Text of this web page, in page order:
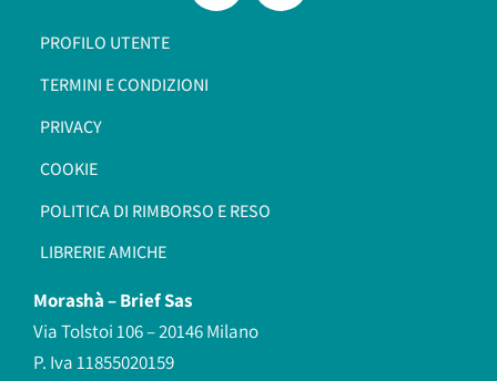
PROFILO UTENTE
TERMINI E CONDIZIONI
PRIVACY
COOKIE
POLITICA DI RIMBORSO E RESO
LIBRERIE AMICHE
Morashà –Brief Sas
Via Tolstoi 106 – 20146 Milano
P. Iva 11855020159